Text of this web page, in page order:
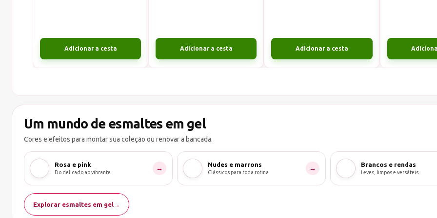
Adicionar a cesta Adicionar a cesta Adicionar a cesta
Um mundo de esmaltes em gel
Cores e efeitos para montar sua coleção ou renovar a bancada.
Rosa e pink
Do delicado ao vibrante → Nudes e marrons
Clássicos para toda rotina → Brancos e rendas
Leves, limpos e versáteis
Explorar esmaltes em gel→